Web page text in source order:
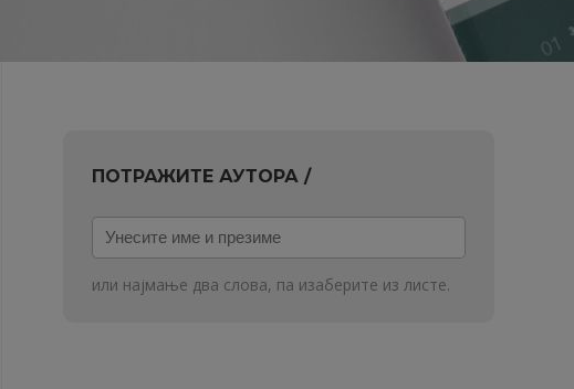
ПОТРАЖИТЕ АУТОРА /
Унесите
име
и
или најмање два слова, па изаберите из листе.